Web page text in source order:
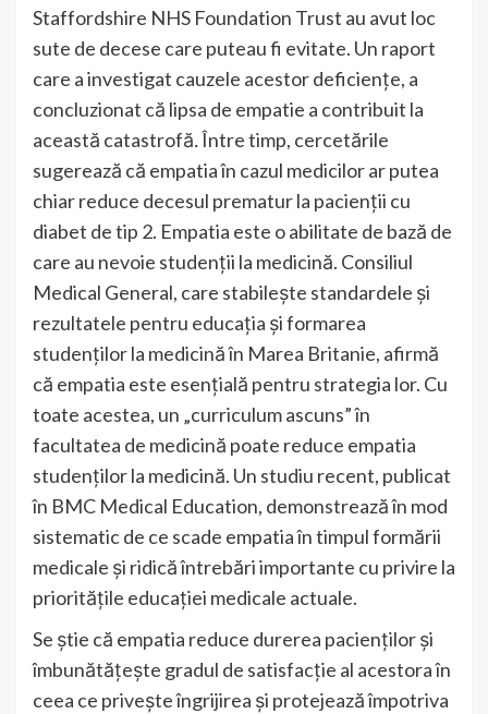
Staffordshire NHS Foundation Trust au avut loc
sute de decese care puteau fi evitate. Un raport
care a investigat cauzele acestor deficiențe, a
concluzionat că lipsa de empatie a contribuit la
această catastrofă.Între timp, cercetările
sugerează că empatia în cazul medicilor ar putea
chiar reduce decesul prematur la pacienții cu
diabet de tip 2. Empatia este o abilitate de bază de
care au nevoie studenții la medicină. Consiliul
Medical General, care stabilește standardele și
rezultatele pentru educația și formarea
studenților la medicină în Marea Britanie, afirmă
că empatia este esențială pentru strategia lor. Cu
toate acestea, un „curriculum ascuns” în
facultatea de medicină poate reduce empatia
studenților la medicină. Un studiu recent, publicat
în BMC Medical Education, demonstrează în mod
sistematic de ce scade empatia în timpul formării
medicale și ridică întrebări importante cu privire la
prioritățile educației medicale actuale.
Se știe că empatia reduce durerea pacienților și
îmbunătățește gradul de satisfacție al acestora în
ceea ce privește îngrijirea și protejează împotriva